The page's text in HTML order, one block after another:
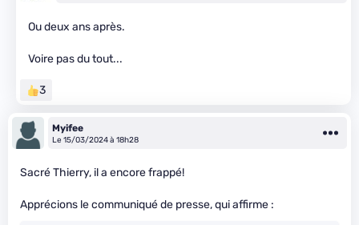
Ou deux ans après.
Voire pas du tout...
3
Myifee
Le 15/03/2024 à 18h28
Sacré Thierry, il a encore frappé!
Apprécions le communiqué de presse, qui affirme :